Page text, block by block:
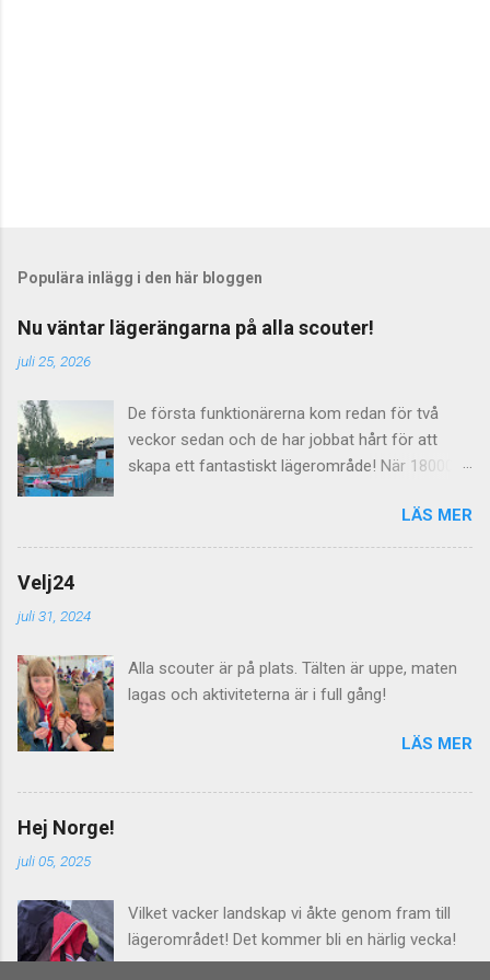
Populära inlägg i den här bloggen
Nu väntar lägerängarna på alla scouter!
juli 25, 2026
De första funktionärerna kom redan för två
veckor sedan och de har jobbat hårt för att
skapa ett fantastiskt lägerområde! När 18000
det inte med några dass utan här behövs det
dras både el, vatten och avlopp för att allt skall
LÄS MER
Velj24
juli 31, 2024
Alla scouter är på plats. Tälten är uppe, maten
lagas och aktiviteterna är i full gång!
LÄS MER
Hej Norge!
juli 05, 2025
Vilket vacker landskap vi åkte genom fram till
lägerområdet! Det kommer bli en härlig vecka!